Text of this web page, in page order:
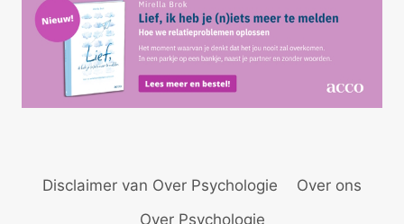
Disclaimer van Over Psychologie
Over ons
Over Psychologie